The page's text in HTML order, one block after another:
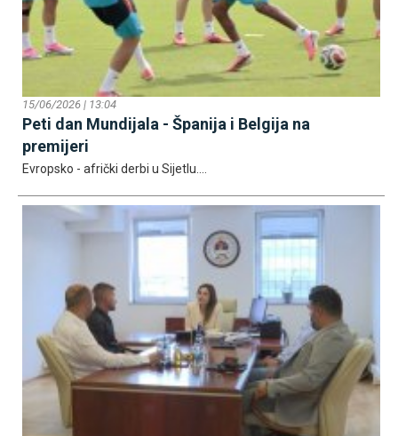
15/06/2026 | 13:04
Peti dan Mundijala - Španija i Belgija na
premijeri
Evropsko - afrički derbi u Sijetlu....